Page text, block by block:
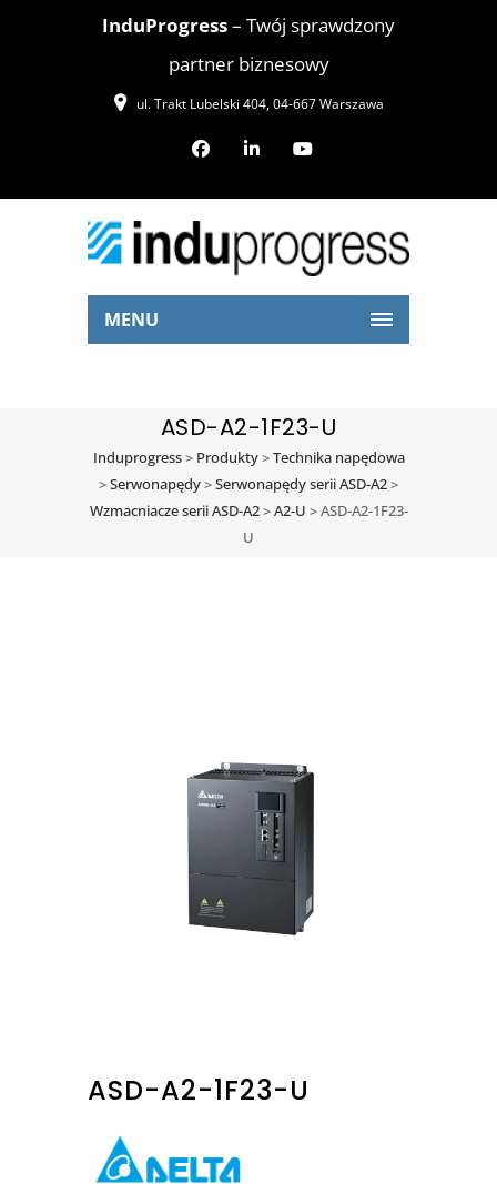
InduProgress– Twój sprawdzony
partner biznesowy
ul. Trakt Lubelski 404, 04-667 Warszawa
MENU
ASD-A2-1F23-U
Induprogress> Produkty>Technika napędowa
>Serwonapędy>Serwonapędy serii ASD-A2>
Wzmacniacze serii ASD-A2>A2-U >ASD-A2-1F23-
U
ASD-A2-1F23-U